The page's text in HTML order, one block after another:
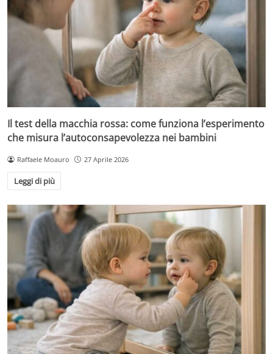
Il test della macchia rossa: come funziona l’esperimento
che misura l’autoconsapevolezza nei bambini
Raffaele Moauro 27 Aprile 2026
Leggi di più